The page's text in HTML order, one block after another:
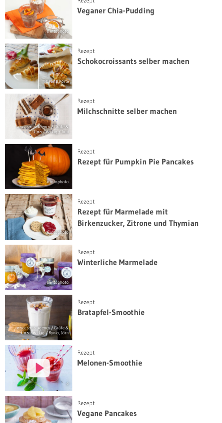
© intophoto
Veganer Chia-Pudding
© Nina Korte
Rezept
Schokocroissants selber machen
© seasons.agency / Gräfe &
Unzer Verlag / Juni
Rezept
Milchschnitte selber machen
© intophoto
Rezept
Rezept für Pumpkin Pie Pancakes
© intophoto
Rezept
Rezept für Marmelade mit
Birkenzucker, Zitrone und Thymian
© intophoto
Rezept
Winterliche Marmelade
© seasons.agency / Gräfe &
Unzer Verlag / Rynio, Jörn
Rezept
Bratapfel-Smoothie
©
Rezept
Melonen-Smoothie
Rezept
Vegane Pancakes